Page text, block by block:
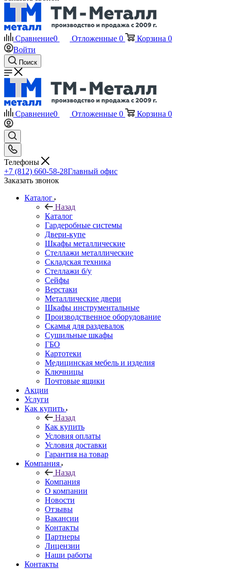
Сравнение0 Отложенные 0 Корзина 0
Войти
Поиск
Сравнение0 Отложенные 0 Корзина 0
Телефоны
+7 (812) 660-58-28Главный офис
Заказать звонок
Каталог
Назад
Каталог
Гардеробные системы
Двери-купе
Шкафы металлические
Стеллажи металлические
Складская техника
Стеллажи б/у
Сейфы
Верстаки
Металлические двери
Шкафы инструментальные
Производственное оборудование
Скамья для раздевалок
Сушильные шкафы
ГБО
Картотеки
Медицинская мебель и изделия
Ключницы
Почтовые ящики
Акции
Услуги
Как купить
Назад
Как купить
Условия оплаты
Условия доставки
Гарантия на товар
Компания
Назад
Компания
О компании
Новости
Отзывы
Вакансии
Контакты
Партнеры
Лицензии
Наши работы
Контакты